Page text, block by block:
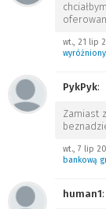
wt., 21 lip
PykPyk:
Zamiast
wt., 7 lip
bankową
human1: